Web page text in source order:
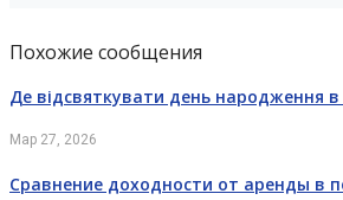
Похожие сообщения
Де відсвяткувати день народження в
Мар 27, 2026
Сравнение доходности от аренды в